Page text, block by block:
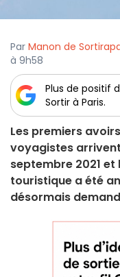
Par Manon de
à 9h58
Plus de positif
Sortir à Paris.
Les premiers
voyagistes
septembre 2021
touristique a été
désormais